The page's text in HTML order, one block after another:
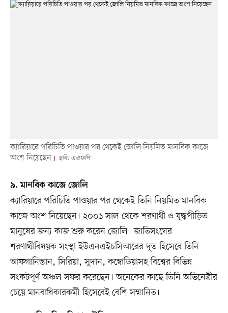
ক্যারিয়ারে পরিচিতি পাওয়ার পর থেকেই জোলি নিয়মিত মানবিক কাজে
অংশ নিয়েছেন
ছবি: এএফপি
৯. মানবিক কাজে জোলি
ক্যারিয়ারে পরিচিতি পাওয়ার পর থেকেই তিনি নিয়মিত মানবিক
কাজে অংশ নিয়েছেন। ২০০১ সাল থেকে শরণার্থী ও যুদ্ধপীড়িত
মানুষের জন্য কাজ শুরু করেন জোলি। জাতিসংঘের
শরণার্থীবিষয়ক সংস্থা ইউএনএইচসিআরের দূত হিসেবে তিনি
আফগানিস্তান, সিরিয়া, সুদান, কম্বোডিয়াসহ বিশ্বের বিভিন্ন
সংকটপূর্ণ অঞ্চল সফর করেছেন। অনেকের কাছে তিনি অভিনেত্রীর
চেয়ে মানবাধিকারকর্মী হিসেবেই বেশি সম্মানিত।